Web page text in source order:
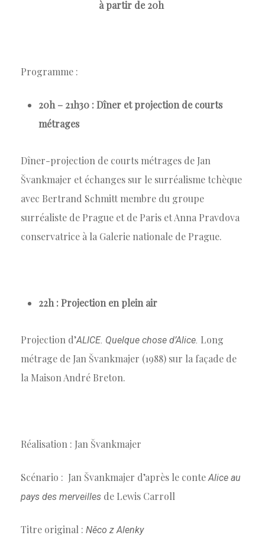
à partir de 20h
Programme :
20h – 21h30 : Dîner et projection de courts
métrages
Dîner-projection de courts métrages de Jan
Švankmajer et échanges sur le surréalisme tchèque
avec Bertrand Schmitt membre du groupe
surréaliste de Prague et de Paris et Anna Pravdova
conservatrice à la Galerie nationale de Prague.
22h : Projection en plein air
Projection d’ALICE. Quelque chose d’Alice. Long
métrage de Jan Švankmajer (1988) sur la façade de
la Maison André Breton.
Réalisation : Jan Švankmajer
Scénario : Jan Švankmajer d’après le conteAlice au
pays des merveillesde Lewis Carroll
Titre original : Něco z Alenky